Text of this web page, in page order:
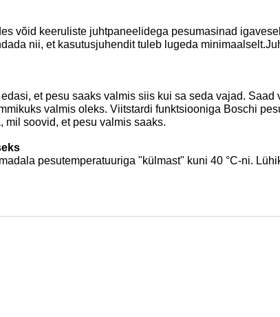
võid keeruliste juhtpaneelidega pesumasinad
nii, et kasutusjuhendit tuleb lugeda
et pesu saaks valmis siis kui sa seda vajad. Saad
valmis oleks. Viitstardi funktsiooniga Boschi
soovid, et pesu valmis saaks.
pesutemperatuuriga "külmast" kuni 40 °C-ni.